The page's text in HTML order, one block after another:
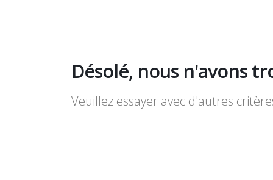
Désolé, nous n'avons
Veuillez essayer avec d'autres